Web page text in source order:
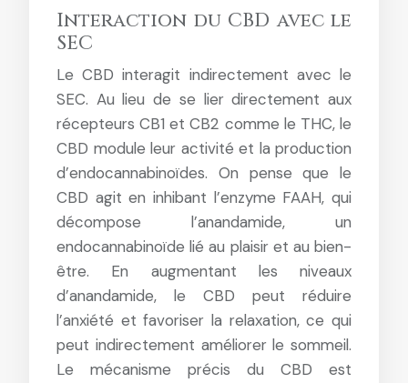
Interaction du CBD avec le
SEC
Le CBD interagit indirectement avec le
SEC. Au lieu de se lier directement aux
récepteurs CB1 et CB2 comme le THC, le
CBD module leur activité et la production
d’endocannabinoïdes. On pense que le
CBD agit en inhibant l’enzyme FAAH, qui
décompose l’anandamide, un
endocannabinoïde lié au plaisir et au bien-
être. En augmentant les niveaux
d’anandamide, le CBD peut réduire
l’anxiété et favoriser la relaxation, ce qui
peut indirectement améliorer le sommeil.
Le mécanisme précis du CBD est